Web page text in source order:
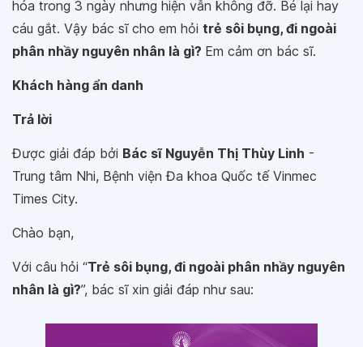
hóa trong 3 ngày nhưng hiện vẫn không đỡ. Bé lại hay
cáu gắt. Vậy bác sĩ cho em hỏi trẻ sôi bụng, đi ngoài
phân nhầy nguyên nhân là gì? Em cảm ơn bác sĩ.
Khách hàng ẩn danh
Trả lời
Được giải đáp bởi Bác sĩ Nguyễn Thị Thùy Linh -
Trung tâm Nhi, Bệnh viện Đa khoa Quốc tế Vinmec
Times City.
Chào bạn,
Với câu hỏi “Trẻ sôi bụng, đi ngoài phân nhầy nguyên
nhân là gì?”, bác sĩ xin giải đáp như sau: